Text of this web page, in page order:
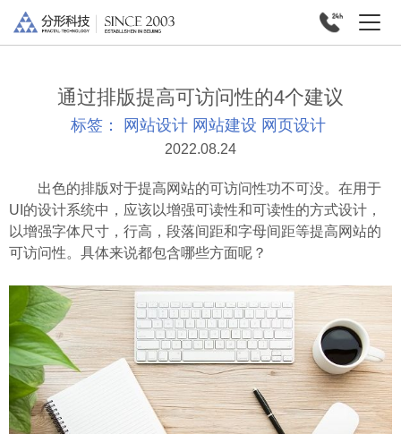
通过排版提高可访问性的4个建议
标签： 网站设计 网站建设 网页设计
2022.08.24
出色的排版对于提高网站的可访问性功不可没。在用于
UI的设计系统中，应该以增强可读性和可读性的方式设计，
以增强字体尺寸，行高，段落间距和字母间距等提高网站的
可访问性。具体来说都包含哪些方面呢？